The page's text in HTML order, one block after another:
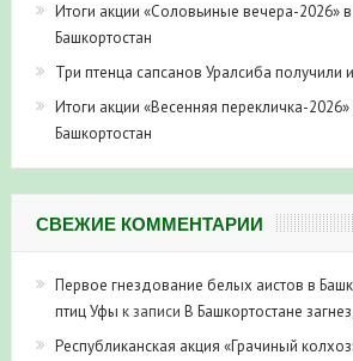
Итоги акции «Соловьиные вечера-2026»
Башкортостан
Три птенца сапсанов Уралсиба получили
Итоги акции «Весенняя перекличка-
Башкортостан
СВЕЖИЕ КОММЕНТАРИИ
Первое гнездование белых аистов в
птиц Уфы к записи В Башкортостане
Республиканская акция «Грачиный